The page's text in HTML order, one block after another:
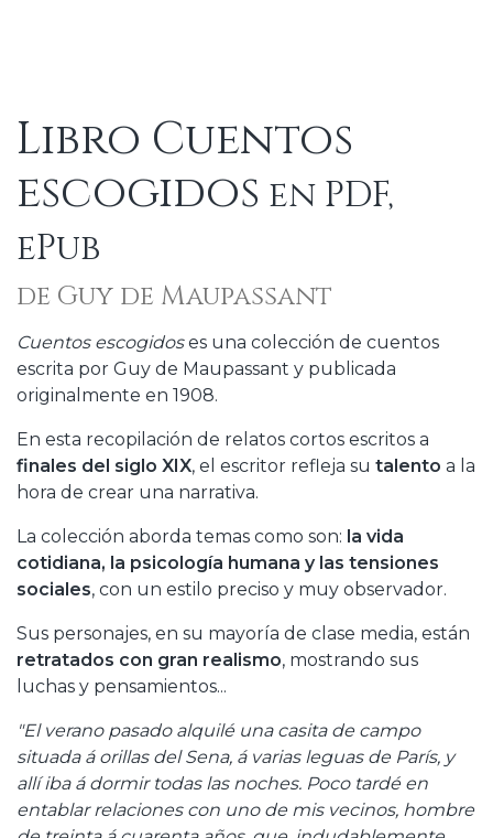
Libro Cuentos
escogidos en PDF,
ePub
de Guy de Maupassant
Cuentos escogidoses una colección de cuentos
escrita por Guy de Maupassant y publicada
originalmente en 1908.
En esta recopilación de relatos cortos escritos a
finales del siglo XIX, el escritor refleja su talento a la
hora de crear una narrativa.
La colección aborda temas como son: la vida
cotidiana, la psicología humana y las tensiones
sociales, con un estilo preciso y muy observador.
Sus personajes, en su mayoría de clase media, están
retratados con gran realismo, mostrando sus
luchas y pensamientos...
"El verano pasado alquilé una casita de campo
situada á orillas del Sena, á varias leguas de París, y
allí iba á dormir todas las noches. Poco tardé en
entablar relaciones con uno de mis vecinos, hombre